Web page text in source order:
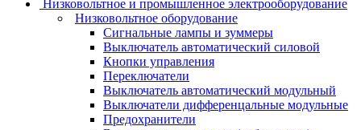
Низковольтное и промышленное электрооборудование
Низковольтное оборудование
Сигнальные лампы и зуммеры
Выключатель автоматический силовой
Кнопки управления
Переключатели
Выключатель автоматический модульный
Выключатели дифференцальные модульные
Предохранители